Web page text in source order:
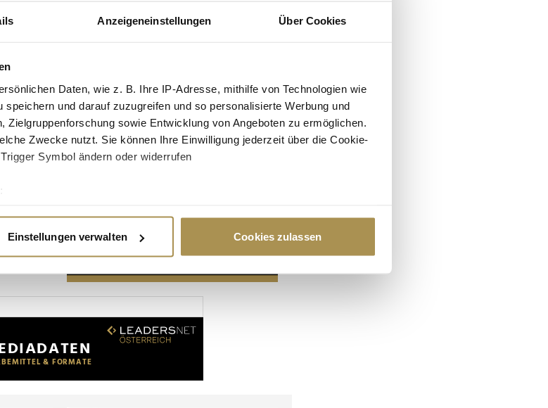
Anzeigeneinstellungen Über Cookies
Daten, wie z. B. Ihre IP-Adresse, mithilfe von Technologien wie
und darauf zuzugreifen und so personalisierte Werbung und
Zielgruppenforschung sowie Entwicklung von Angeboten zu ermöglichen.
Zwecke nutzt. Sie können Ihre Einwilligung jederzeit über die Cookie-
Symbol ändern oder widerrufen
Daten verarbeitet werden, und legen Sie Ihre Präferenzen im
zu personalisieren, Funktionen für soziale Medien anbieten zu können
und Analysen weiter. Unsere Partner führen diese Informationen
Sie ihnen bereitgestellt haben oder die sie im Rahmen Ihrer Nutzung
Einstellungen verwalten Cookies zulassen
Advertisement